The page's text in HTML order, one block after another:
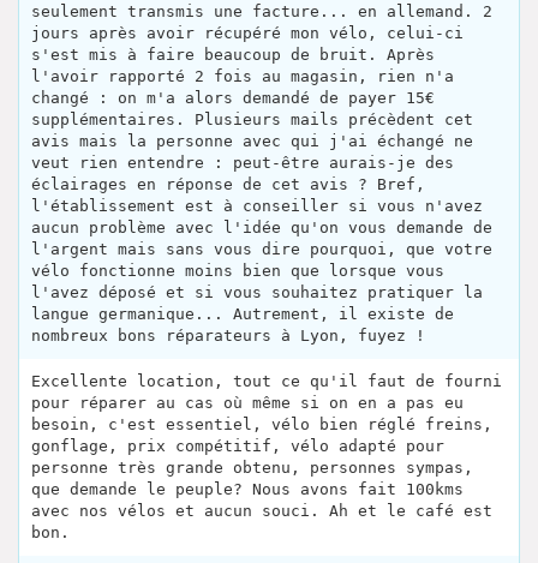
seulement transmis une facture... en allemand. 2
jours après avoir récupéré mon vélo, celui-ci
s'est mis à faire beaucoup de bruit. Après
l'avoir rapporté 2 fois au magasin, rien n'a
changé : on m'a alors demandé de payer 15€
supplémentaires. Plusieurs mails précèdent cet
avis mais la personne avec qui j'ai échangé ne
veut rien entendre : peut-être aurais-je des
éclairages en réponse de cet avis ? Bref,
l'établissement est à conseiller si vous n'avez
aucun problème avec l'idée qu'on vous demande de
l'argent mais sans vous dire pourquoi, que votre
vélo fonctionne moins bien que lorsque vous
l'avez déposé et si vous souhaitez pratiquer la
langue germanique... Autrement, il existe de
nombreux bons réparateurs à Lyon, fuyez !
Excellente location, tout ce qu'il faut de fourni
pour réparer au cas où même si on en a pas eu
besoin, c'est essentiel, vélo bien réglé freins,
gonflage, prix compétitif, vélo adapté pour
personne très grande obtenu, personnes sympas,
que demande le peuple? Nous avons fait 100kms
avec nos vélos et aucun souci. Ah et le café est
bon.